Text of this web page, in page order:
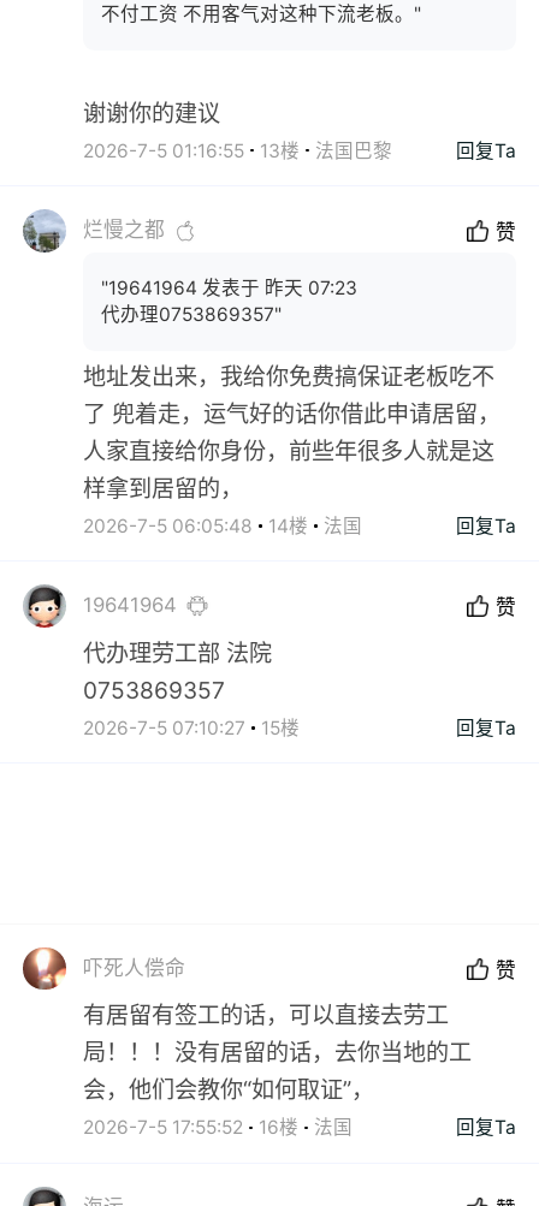
不付工资 不用客气对这种下流老板。"
谢谢你的建议
2026-7-5 01:16:55 13楼 法国巴黎 回复Ta
烂慢之都 赞
"19641964 发表于 昨天 07:23
代办理0753869357"
地址发出来，我给你免费搞保证老板吃不
了 兜着走，运气好的话你借此申请居留，
人家直接给你身份，前些年很多人就是这
样拿到居留的，
2026-7-5 06:05:48 14楼 法国 回复Ta
19641964 赞
代办理劳工部 法院
0753869357
2026-7-5 07:10:27 15楼 回复Ta
吓死人偿命 赞
有居留有签工的话，可以直接去劳工
局！！！没有居留的话，去你当地的工
会，他们会教你“如何取证”，
2026-7-5 17:55:52 16楼 法国 回复Ta